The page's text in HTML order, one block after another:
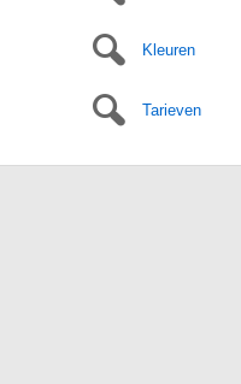
Kleuren
Tarieven